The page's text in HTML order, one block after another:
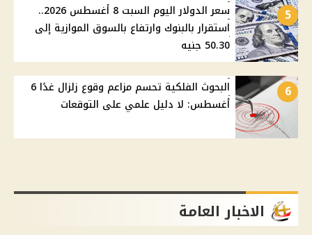
5
سعر الدولار اليوم السبت 8 أغسطس 2026..
استقرار بالبنوك وارتفاع بالسوق الموازية إلى
50.30 جنيه
6
البحوث الفلكية تحسم مزاعم وقوع زلزال غدًا 6
أغسطس: لا دليل علمي على التوقعات
الاخبار العامة